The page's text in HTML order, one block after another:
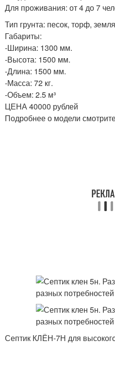
Для проживания: от 4 до 7
Тип грунта: песок, торф,
Габариты:
-Ширина: 1300 мм.
-Высота: 1500 мм.
-Длина: 1500 мм.
-Масса: 72 кг.
-Объем: 2.5 м³
ЦЕНА 40000 рублей
Подробнее о модели
Септик КЛЁН-7Н для